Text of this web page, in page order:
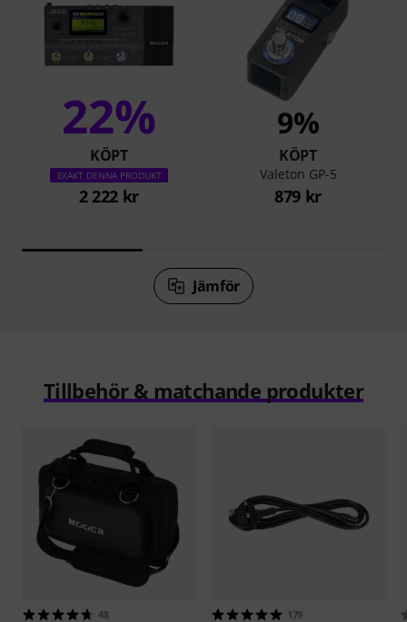
22%
KÖPT
EXAKT DENNA PRODUKT
2 222 kr
9%
KÖPT
Valeton GP-5
879 kr
Jämför
Tillbehör & matchande produkter
48 179